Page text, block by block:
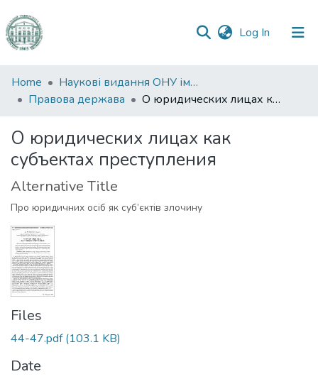
Log In (current)
Communities
&
All of DSpace
Statistics
Home
Наукові видання ОНУ імені І. І. Мечникова
Правова держава
О юридических лицах как субъектах преступления
О юридических лицах как
субъектах преступления
Alternative Title
Про юридичних осіб як суб’єктів злочину
Files
44-47.pdf(103.1 KB)
Date